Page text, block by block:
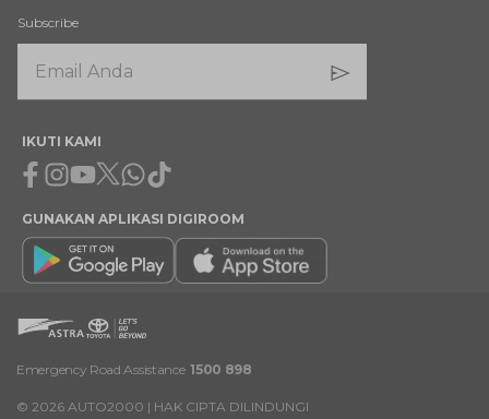
Subscribe
IKUTI KAMI
Facebook
Instagram
Youtube
X Whatsapp
Tiktok
GUNAKAN APLIKASI DIGIROOM
Emergency Road Assistance 1500 898
© 2026 AUTO2000 | HAK CIPTA DILINDUNGI